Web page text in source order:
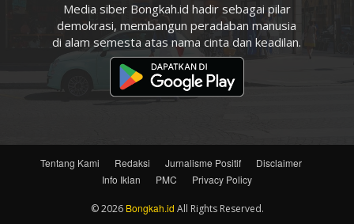
Media siber Bongkah.id hadir sebagai pilar
demokrasi, membangun peradaban manusia
di alam semesta atas nama cinta dan keadilan.
Tentang Kami Redaksi Jurnalisme Positif
Disclaimer
Info Iklan
PMC Privacy Policy
© 2026 Bongkah.id All Rights Reserved.